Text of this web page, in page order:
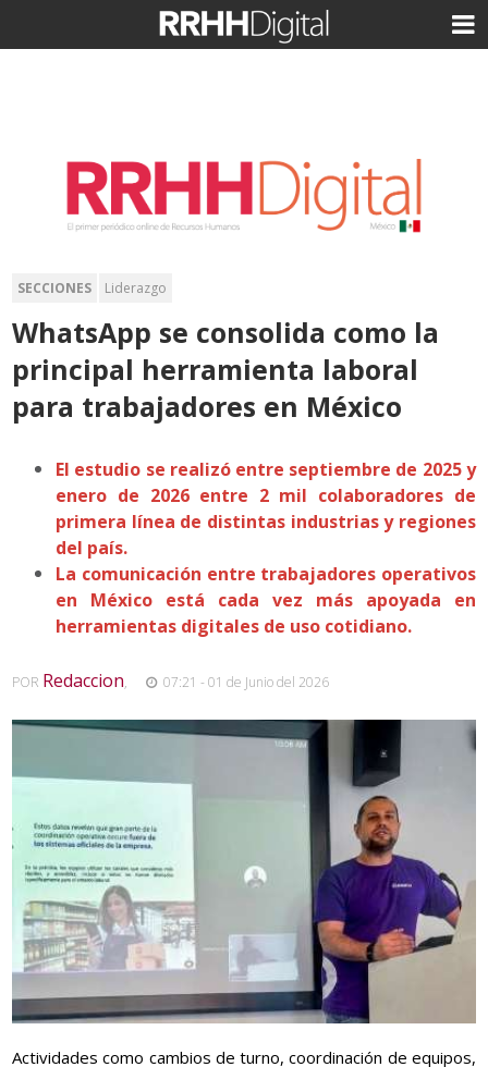
SECCIONES Liderazgo
WhatsApp se consolida como la
principal herramienta laboral
para trabajadores en México
El estudio se realizó entre septiembre de 2025 y
enero de 2026 entre 2 mil colaboradores de
primera línea de distintas industrias y regiones
del país.
La comunicación entre trabajadores operativos
en México está cada vez más apoyada en
herramientas digitales de uso cotidiano.
POR Redaccion, 07:21 - 01 de Junio del 2026
Actividades como cambios de turno, coordinación de equipos,